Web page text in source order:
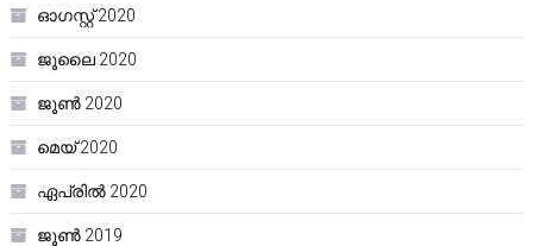
ഓഗസ്റ്റ്‌ 2020
ജൂലൈ 2020
ജൂൺ 2020
മെയ്‌ 2020
ഏപ്രിൽ 2020
ജൂൺ 2019